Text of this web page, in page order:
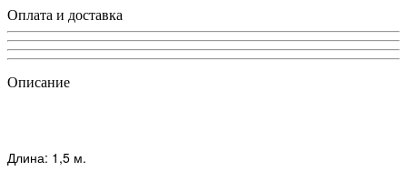
Оплата и доставка
Описание
Длина: 1,5 м.